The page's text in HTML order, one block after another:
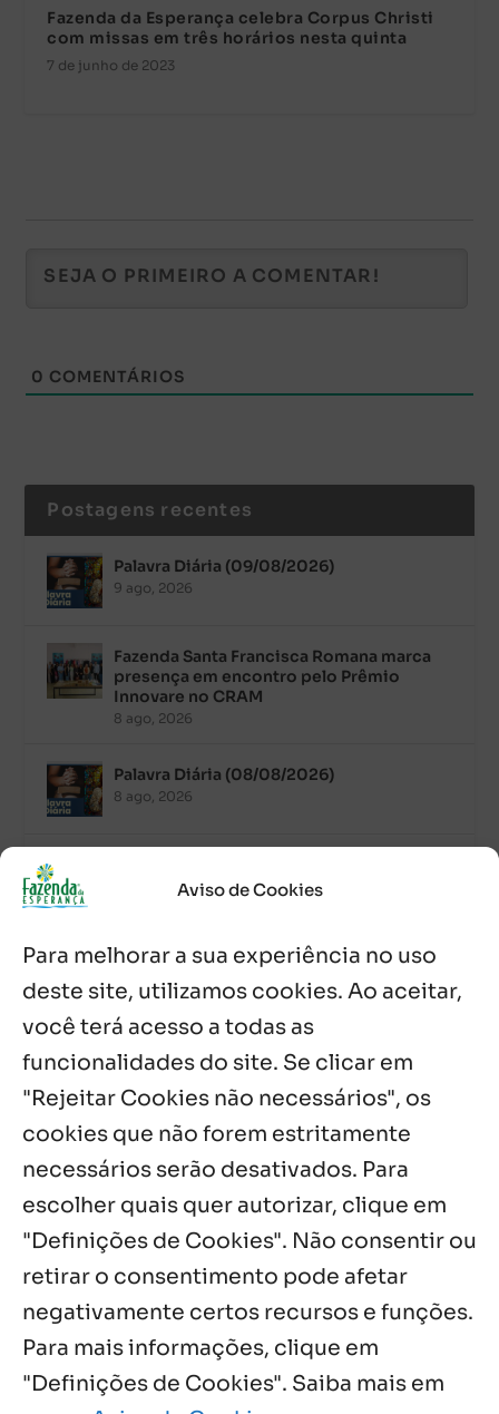
Aviso de Cookies
Para melhorar a sua experiência no uso
deste site, utilizamos cookies. Ao aceitar,
você terá acesso a todas as
funcionalidades do site. Se clicar em
"Rejeitar Cookies não necessários", os
cookies que não forem estritamente
necessários serão desativados. Para
escolher quais quer autorizar, clique em
"Definições de Cookies". Não consentir ou
retirar o consentimento pode afetar
negativamente certos recursos e funções.
Para mais informações, clique em
"Definições de Cookies". Saiba mais em
Fazenda da Esperança celebra Corpus Christi
com missas em três horários nesta quinta
7 de junho de 2023
0 COMENTÁRIOS
Postagens recentes
Palavra Diária (09/08/2026)
9 ago, 2026
Fazenda Santa Francisca Romana marca
presença em encontro pelo Prêmio
Innovare no CRAM
8 ago, 2026
Palavra Diária (08/08/2026)
8 ago, 2026
Sopão da Comunidade Mata Redonda
Es de Chapala celebram perseverança e
missão em encontro
7 ago, 2026
Palavra Diária (07/08/2026)
Notícias por Categoria
Próximos Eventos